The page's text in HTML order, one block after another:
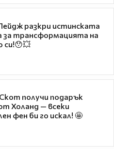
разкри истинската
за трансформацията на
получи подарък
Холанд — всеки
фен би го искал! 🤩